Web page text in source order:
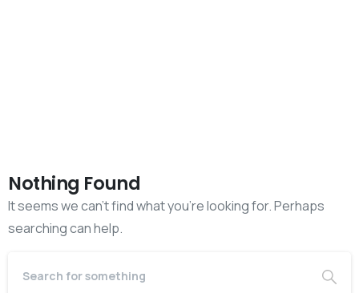
Nothing Found
It seems we can’t find what you’re looking for. Perhaps
searching can help.